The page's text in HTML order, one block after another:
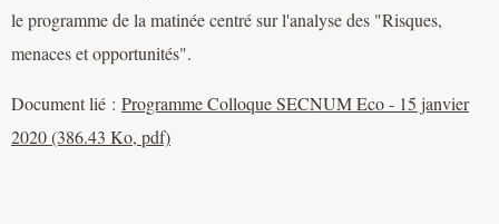
le programme de la matinée centré sur l'analyse des "Risques,
menaces et opportunités".
Document lié : Programme Colloque SECNUM Eco - 15 janvier
2020 (386.43 Ko, pdf)